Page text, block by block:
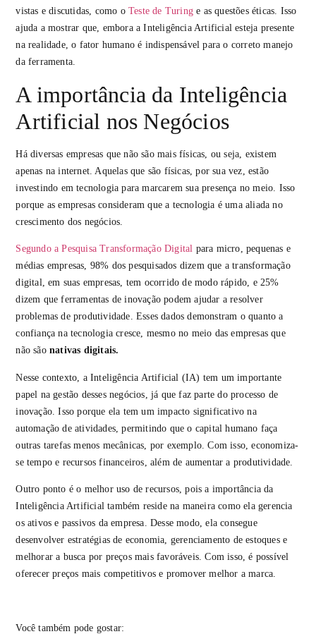
vistas e discutidas, como o Teste de Turing e as questões éticas. Isso
ajuda a mostrar que, embora a Inteligência Artificial esteja presente
na realidade, o fator humano é indispensável para o correto manejo
da ferramenta.
A importância da Inteligência
Artificial nos Negócios
Há diversas empresas que não são mais físicas, ou seja, existem
apenas na internet. Aquelas que são físicas, por sua vez, estão
investindo em tecnologia para marcarem sua presença no meio. Isso
porque as empresas consideram que a tecnologia é uma aliada no
crescimento dos negócios.
Segundo a Pesquisa Transformação Digital para micro, pequenas e
médias empresas, 98% dos pesquisados dizem que a transformação
digital, em suas empresas, tem ocorrido de modo rápido, e 25%
dizem que ferramentas de inovação podem ajudar a resolver
problemas de produtividade. Esses dados demonstram o quanto a
confiança na tecnologia cresce, mesmo no meio das empresas que
não sãonativas digitais.
Nesse contexto, a Inteligência Artificial (IA) tem um importante
papel na gestão desses negócios, já que faz parte do processo de
inovação. Isso porque ela tem um impacto significativo na
automação de atividades, permitindo que o capital humano faça
outras tarefas menos mecânicas, por exemplo. Com isso, economiza-
se tempo e recursos financeiros, além de aumentar a produtividade.
Outro ponto é o melhor uso de recursos, pois a importância da
Inteligência Artificial também reside na maneira como ela gerencia
os ativos e passivos da empresa. Desse modo, ela consegue
desenvolver estratégias de economia, gerenciamento de estoques e
melhorar a busca por preços mais favoráveis. Com isso, é possível
oferecer preços mais competitivos e promover melhor a marca.
Você também pode gostar: